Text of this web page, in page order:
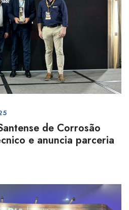
de Corrosão
e anuncia parceria